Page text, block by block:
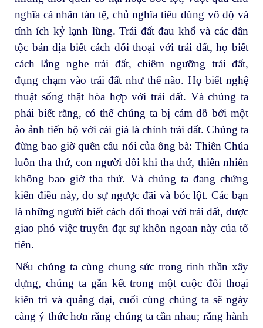
nghĩa cá nhân tàn tệ, chủ nghĩa tiêu dùng vô độ và
tính ích kỷ lạnh lùng. Trái đất đau khổ và các dân
tộc bản địa biết cách đối thoại với trái đất, họ biết
cách lắng nghe trái đất, chiêm ngưỡng trái đất,
đụng chạm vào trái đất như thế nào. Họ biết nghệ
thuật sống thật hòa hợp với trái đất. Và chúng ta
phải biết rằng, có thể chúng ta bị cám dỗ bởi một
ảo ảnh tiến bộ với cái giá là chính trái đất. Chúng ta
đừng bao giờ quên câu nói của ông bà: Thiên Chúa
luôn tha thứ, con người đôi khi tha thứ, thiên nhiên
không bao giờ tha thứ. Và chúng ta đang chứng
kiến điều này, do sự ngược đãi và bóc lột. Các bạn
là những người biết cách đối thoại với trái đất, được
giao phó việc truyền đạt sự khôn ngoan này của tổ
tiên.
Nếu chúng ta cùng chung sức trong tinh thần xây
dựng, chúng ta gắn kết trong một cuộc đối thoại
kiên trì và quảng đại, cuối cùng chúng ta sẽ ngày
càng ý thức hơn rằng chúng ta cần nhau; rằng hành